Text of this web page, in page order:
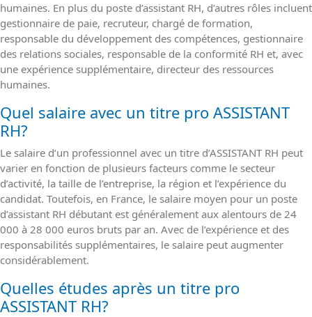
humaines. En plus du poste d’assistant RH, d’autres rôles incluent
gestionnaire de paie, recruteur, chargé de formation,
responsable du développement des compétences, gestionnaire
des relations sociales, responsable de la conformité RH et, avec
une expérience supplémentaire, directeur des ressources
humaines.
Quel salaire avec un titre pro ASSISTANT
RH?
Le salaire d’un professionnel avec un titre d’ASSISTANT RH peut
varier en fonction de plusieurs facteurs comme le secteur
d’activité, la taille de l’entreprise, la région et l’expérience du
candidat. Toutefois, en France, le salaire moyen pour un poste
d’assistant RH débutant est généralement aux alentours de 24
000 à 28 000 euros bruts par an. Avec de l’expérience et des
responsabilités supplémentaires, le salaire peut augmenter
considérablement.
Quelles études après un titre pro
ASSISTANT RH?